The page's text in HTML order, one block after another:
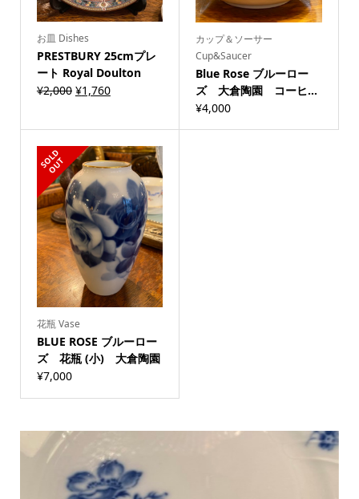
お皿 Dishes
PRESTBURY 25cmプレ
ート Royal Doulton
¥2,000 ¥1,760
カップ＆ソーサー
Cup&Saucer
Blue Rose ブルーロー
ズ 大倉陶園 コーヒ...
¥4,000
S
O
L
D
O
U
T
花瓶 Vase
BLUE ROSE ブルーロー
ズ 花瓶 (小) 大倉陶園
¥7,000